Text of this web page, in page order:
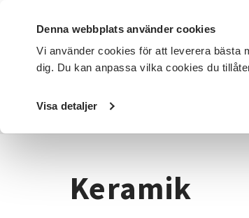
Denna webbplats använder cookies
Vi använder cookies för att leverera bästa
dig. Du kan anpassa vilka cookies du
Visa detaljer
DET HÄR GÖR VI FÖR DIG SOM SÖK
Startsida / Kurser och evenemang
Keramik